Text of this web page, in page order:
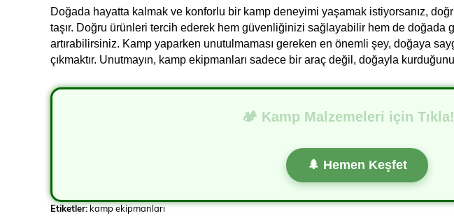
Doğada hayatta kalmak ve konforlu bir kamp deneyimi yaşamak istiyorsanız,
taşır. Doğru ürünleri tercih ederek hem güvenliğinizi sağlayabilir hem de doğada
artırabilirsiniz. Kamp yaparken unutulmaması gereken en önemli şey, doğaya
çıkmaktır. Unutmayın, kamp ekipmanları sadece bir araç değil, doğayla
🏕️ Kamp Malzemeleri için
🌲 Hemen Keşfet
Etiketler:kamp ekipmanları